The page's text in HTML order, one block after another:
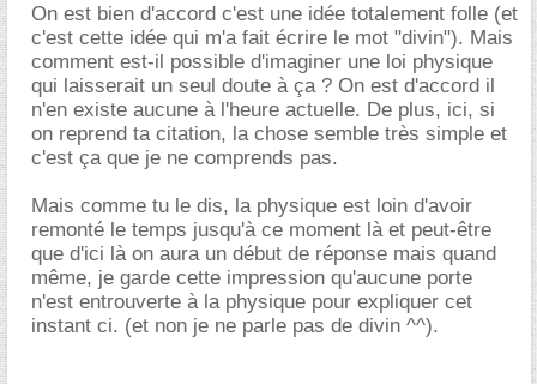
On est bien d'accord c'est une idée totalement folle (et
c'est cette idée qui m'a fait écrire le mot "divin"). Mais
comment est-il possible d'imaginer une loi physique
qui laisserait un seul doute à ça ? On est d'accord il
n'en existe aucune à l'heure actuelle. De plus, ici, si
on reprend ta citation, la chose semble très simple et
c'est ça que je ne comprends pas.
Mais comme tu le dis, la physique est loin d'avoir
remonté le temps jusqu'à ce moment là et peut-être
que d'ici là on aura un début de réponse mais quand
même, je garde cette impression qu'aucune porte
n'est entrouverte à la physique pour expliquer cet
instant ci. (et non je ne parle pas de divin ^^).